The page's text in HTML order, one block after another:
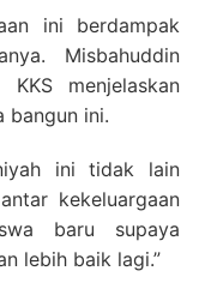
ini berdampak
Misbahuddin
menjelaskan
bangun ini.
ini tidak lain
kekeluargaan
baru supaya
lebih baik lagi.”